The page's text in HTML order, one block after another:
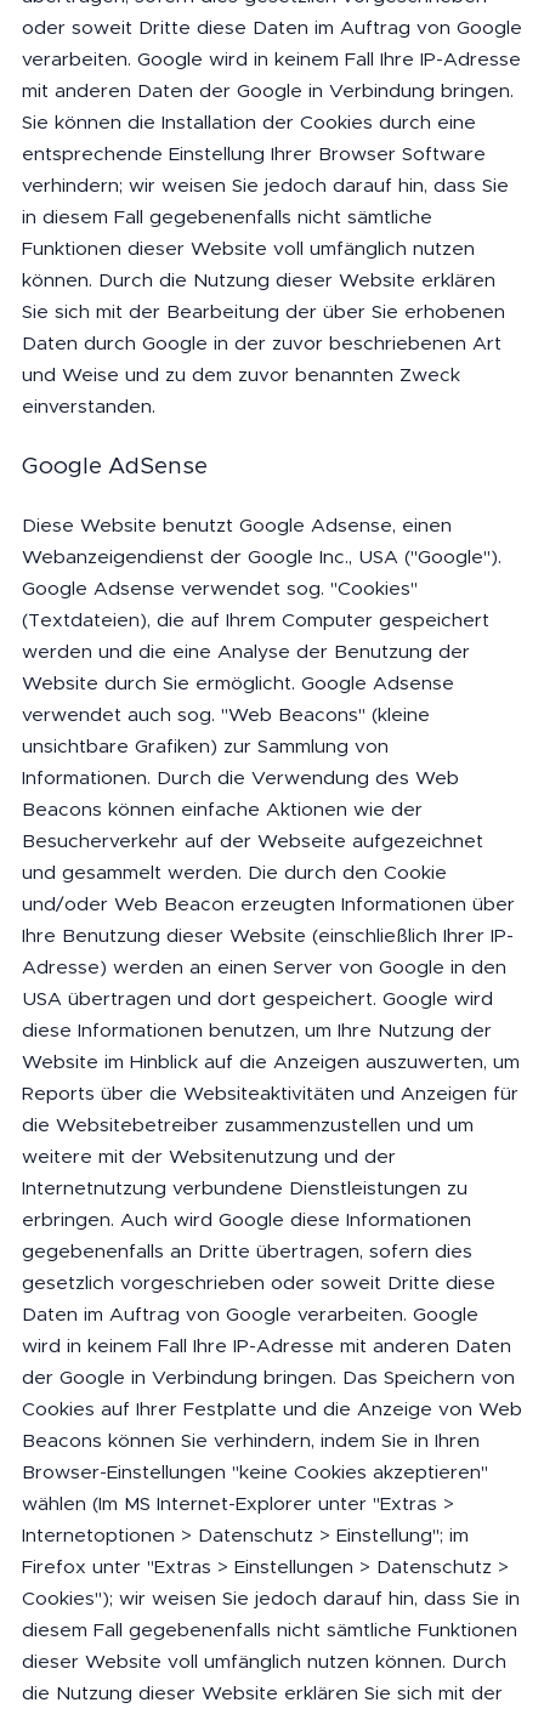
oder soweit Dritte diese Daten im Auftrag von Google
verarbeiten. Google wird in keinem Fall Ihre IP-Adresse
mit anderen Daten der Google in Verbindung bringen.
Sie können die Installation der Cookies durch eine
entsprechende Einstellung Ihrer Browser Software
verhindern; wir weisen Sie jedoch darauf hin, dass Sie
in diesem Fall gegebenenfalls nicht sämtliche
Funktionen dieser Website voll umfänglich nutzen
können. Durch die Nutzung dieser Website erklären
Sie sich mit der Bearbeitung der über Sie erhobenen
Daten durch Google in der zuvor beschriebenen Art
und Weise und zu dem zuvor benannten Zweck
einverstanden.
Google AdSense
Diese Website benutzt Google Adsense, einen
Webanzeigendienst der Google Inc., USA ("Google").
Google Adsense verwendet sog. "Cookies"
(Textdateien), die auf Ihrem Computer gespeichert
werden und die eine Analyse der Benutzung der
Website durch Sie ermöglicht. Google Adsense
verwendet auch sog. "Web Beacons" (kleine
unsichtbare Grafiken) zur Sammlung von
Informationen. Durch die Verwendung des Web
Beacons können einfache Aktionen wie der
Besucherverkehr auf der Webseite aufgezeichnet
und gesammelt werden. Die durch den Cookie
und/oder Web Beacon erzeugten Informationen über
Ihre Benutzung dieser Website (einschließlich Ihrer IP-
Adresse) werden an einen Server von Google in den
USA übertragen und dort gespeichert. Google wird
diese Informationen benutzen, um Ihre Nutzung der
Website im Hinblick auf die Anzeigen auszuwerten, um
Reports über die Websiteaktivitäten und Anzeigen für
die Websitebetreiber zusammenzustellen und um
weitere mit der Websitenutzung und der
Internetnutzung verbundene Dienstleistungen zu
erbringen. Auch wird Google diese Informationen
gegebenenfalls an Dritte übertragen, sofern dies
gesetzlich vorgeschrieben oder soweit Dritte diese
Daten im Auftrag von Google verarbeiten. Google
wird in keinem Fall Ihre IP-Adresse mit anderen Daten
der Google in Verbindung bringen. Das Speichern von
Cookies auf Ihrer Festplatte und die Anzeige von Web
Beacons können Sie verhindern, indem Sie in Ihren
Browser-Einstellungen "keine Cookies akzeptieren"
wählen (Im MS Internet-Explorer unter "Extras >
Internetoptionen > Datenschutz > Einstellung"; im
Firefox unter "Extras > Einstellungen > Datenschutz >
Cookies"); wir weisen Sie jedoch darauf hin, dass Sie in
diesem Fall gegebenenfalls nicht sämtliche Funktionen
dieser Website voll umfänglich nutzen können. Durch
die Nutzung dieser Website erklären Sie sich mit der